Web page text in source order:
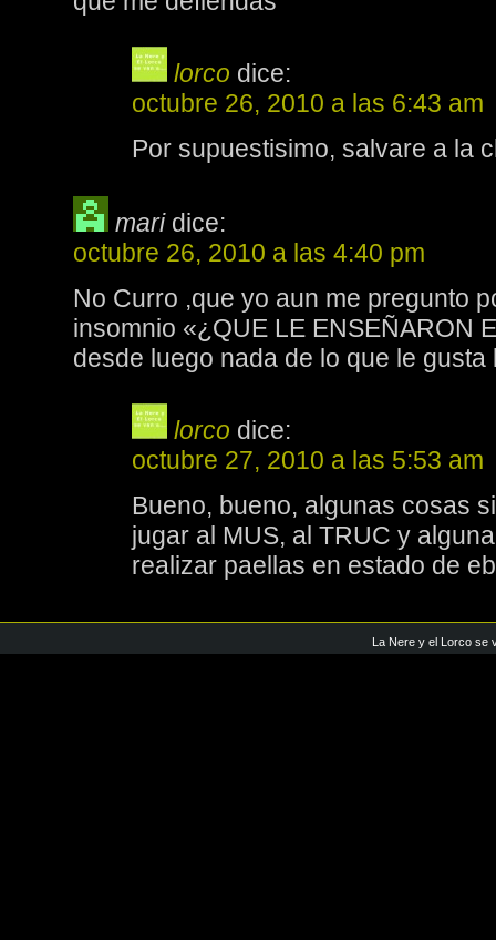
lorco dice:
octubre 26, 2010 a las 6:43 am
Por supuestisimo, salvare a la
mari dice:
octubre 26, 2010 a las 4:40 pm
No Curro ,que yo aun me pregunto
insomnio «¿QUE LE ENSEÑARON
desde luego nada de lo que le gusta
lorco dice:
octubre 27, 2010 a las 5:53 am
Bueno, bueno, algunas cosas
jugar al MUS, al TRUC y
realizar paellas en estado de
La Nere y el Lorco se